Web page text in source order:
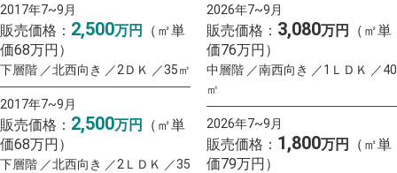
2017年7~9月
販売価格： 2,500万円
（㎡単
価68万円）
下層階 ／北西向き ／2ＤＫ ／35㎡
2017年7~9月
販売価格： 2,500万円
（㎡単
価68万円）
下層階 ／北西向き ／2ＬＤＫ ／35
2026年7~9月
販売価格： 3,080万円
（㎡単
価76万円）
中層階 ／南西向き ／1ＬＤＫ ／40
㎡
2026年7~9月
販売価格： 1,800万円
（㎡単
価79万円）